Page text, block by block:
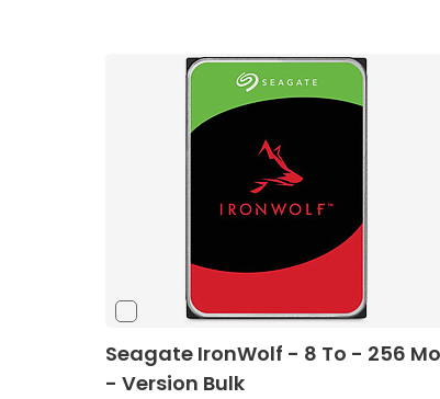
Seagate IronWolf - 8 To - 256 Mo
- Version Bulk